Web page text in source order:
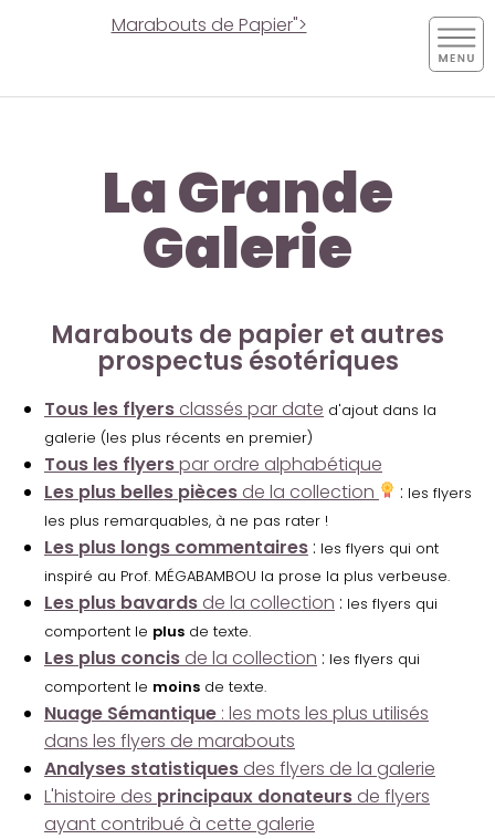
Marabouts de Papier">
La Grande
Galerie
Marabouts de papier et autres
prospectus ésotériques
Tous les flyers classés par date d'ajout dans la
galerie (les plus récents en premier)
Tous les flyerspar ordre alphabétique
Les plus belles pièces de la collection : les flyers
les plus remarquables, à ne pas rater !
Les plus longs commentaires : les flyers qui ont
inspiré au Prof. MÉGABAMBOU la prose la plus verbeuse.
Les plus bavards de la collection : les flyers qui
comportent le plus de texte.
Les plus concis de la collection : les flyers qui
comportent le moins de texte.
Nuage Sémantique : les mots les plus utilisés
dans les flyers de marabouts
Analyses statistiques des flyers de la galerie
L'histoire des principaux donateurs de flyers
ayant contribué à cette galerie